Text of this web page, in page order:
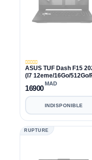
ASUS TUF Dash F15
(I7 12eme/16Go/512Go/
3070/15.6"/FHD/144Hz)
16900
MAD
INDISPONIBLE
RUPTURE